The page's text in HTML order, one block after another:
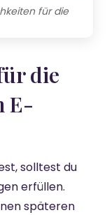
für die
die
E-
solltest du
erfüllen.
späteren